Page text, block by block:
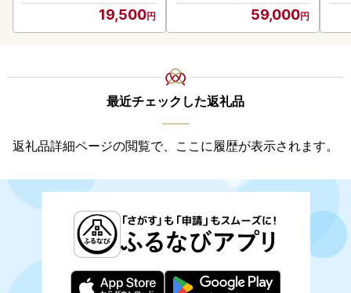
19,500 59,000
最近チェックした返礼品
返礼品詳細ページの閲覧で、ここに履歴が表示されます。